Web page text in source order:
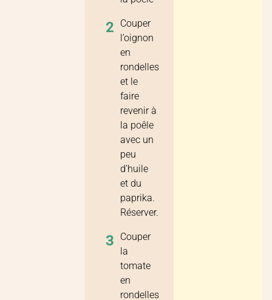
2
Couper
l’oignon
en
rondelles
et le
faire
revenir à
la poêle
avec un
peu
d’huile
et du
paprika.
Réserver.
3
Couper
la
tomate
en
rondelles